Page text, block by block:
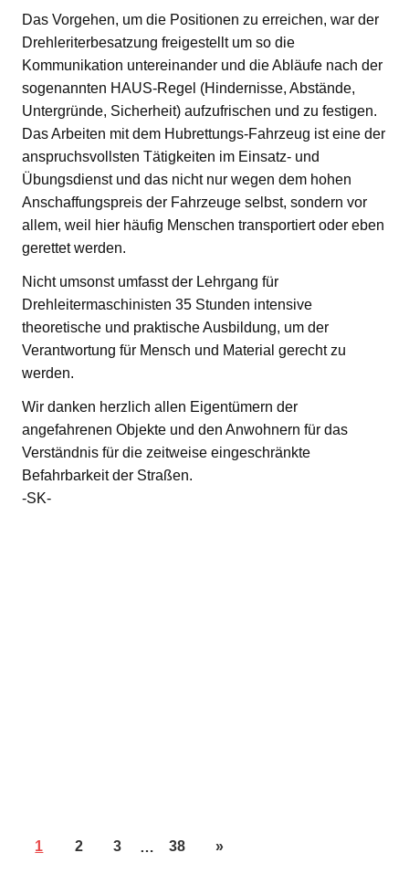
Das Vorgehen, um die Positionen zu erreichen, war der
Drehleriterbesatzung freigestellt um so die
Kommunikation untereinander und die Abläufe nach der
sogenannten HAUS-Regel (Hindernisse, Abstände,
Untergründe, Sicherheit) aufzufrischen und zu festigen.
Das Arbeiten mit dem Hubrettungs-Fahrzeug ist eine der
anspruchsvollsten Tätigkeiten im Einsatz- und
Übungsdienst und das nicht nur wegen dem hohen
Anschaffungspreis der Fahrzeuge selbst, sondern vor
allem, weil hier häufig Menschen transportiert oder eben
gerettet werden.
Nicht umsonst umfasst der Lehrgang für
Drehleitermaschinisten 35 Stunden intensive
theoretische und praktische Ausbildung, um der
Verantwortung für Mensch und Material gerecht zu
werden.
Wir danken herzlich allen Eigentümern der
angefahrenen Objekte und den Anwohnern für das
Verständnis für die zeitweise eingeschränkte
Befahrbarkeit der Straßen.
-SK-
1 2 3 … 38 »